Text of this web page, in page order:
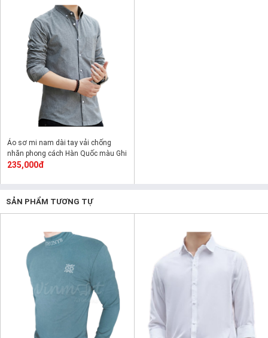
Áo sơ mi nam dài tay vải chống
nhăn phong cách Hàn Quốc màu Ghi
xám
235,000đ
SẢN PHẨM TƯƠNG TỰ